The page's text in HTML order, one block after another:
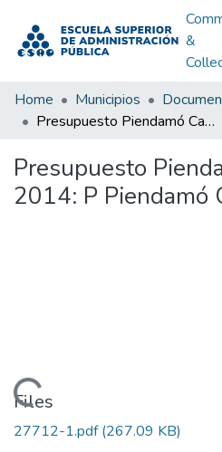
&
Home Municipios
Presupuesto Piendamó Cauca 2014: P Piendamó Cauca 2014
Presupuesto
2014: P Piendamó
Loading...
Files
27712-1.pdf(267.09 KB)